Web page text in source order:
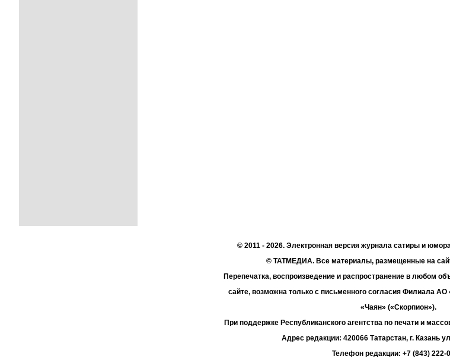
© 2011 - 2026. Электронная версия журнала сатиры и
© ТАТМЕДИА. Все материалы, размещенные на
Перепечатка, воспроизведение и распространение в любом
сайте, возможна только с письменного согласия Филиала
«Чаян» («Скорпион»).
При поддержке Республиканского агентства по печати и
Адрес редакции: 420066 Татарстан, г. Казань
Телефон редакции: +7 (843) 222-